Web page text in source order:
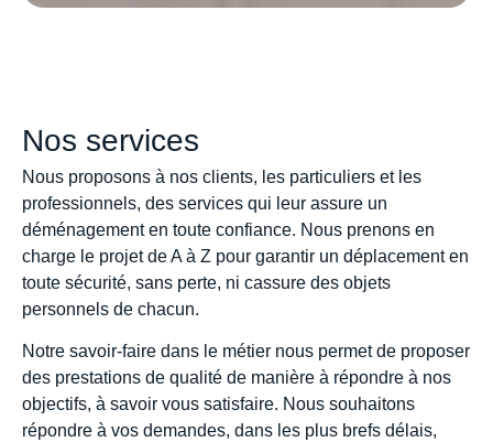
Nos services
Nous proposons à nos clients, les particuliers et les
professionnels, des services qui leur assure un
déménagement en toute confiance. Nous prenons en
charge le projet de A à Z pour garantir un déplacement en
toute sécurité, sans perte, ni cassure des objets
personnels de chacun.
Notre savoir-faire dans le métier nous permet de proposer
des prestations de qualité de manière à répondre à nos
objectifs, à savoir vous satisfaire. Nous souhaitons
répondre à vos demandes, dans les plus brefs délais,